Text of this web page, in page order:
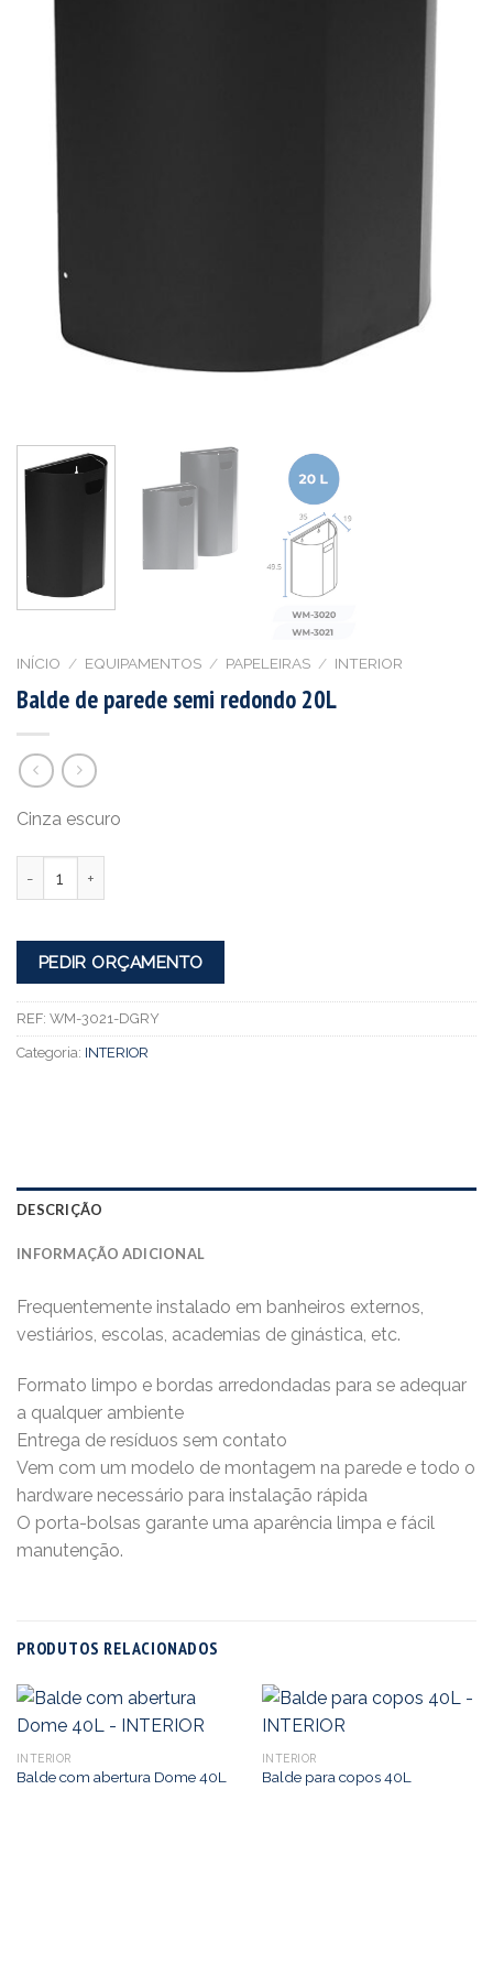
INÍCIO / EQUIPAMENTOS / PAPELEIRAS / INTERIOR
Balde de parede semi redondo 20L
Cinza escuro
PEDIR ORÇAMENTO
REF: WM-3021-DGRY
Categoria: INTERIOR
DESCRIÇÃO
INFORMAÇÃO ADICIONAL
Frequentemente instalado em banheiros externos,
vestiários, escolas, academias de ginástica, etc.
Formato limpo e bordas arredondadas para se adequar
a qualquer ambiente
Entrega de resíduos sem contato
Vem com um modelo de montagem na parede e todo o
hardware necessário para instalação rápida
O porta-bolsas garante uma aparência limpa e fácil
manutenção.
PRODUTOS RELACIONADOS
INTERIOR
Balde com abertura Dome 40L
INTERIOR
Balde para copos 40L